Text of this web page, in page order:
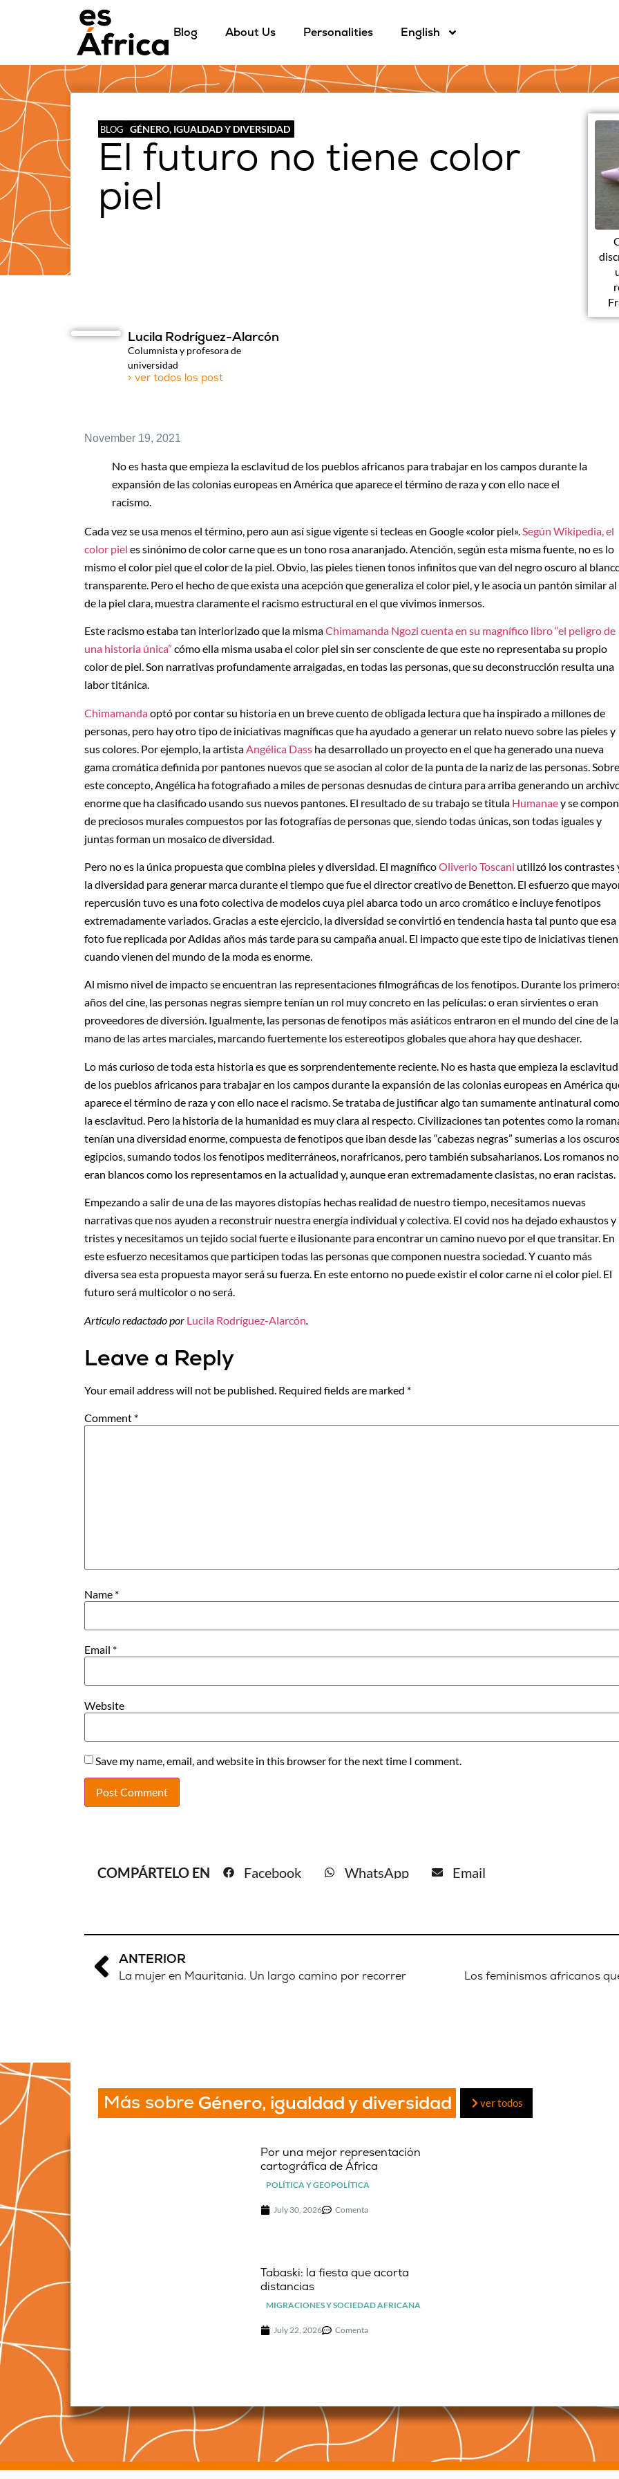
Blog About Us Personalities English
BLOG GÉNERO, IGUALDAD Y DIVERSIDAD
El futuro no tiene color
piel
Lucila Rodríguez-Alarcón
Columnista y profesora de
universidad
> ver todos los post
November 19, 2021
No es hasta que empieza la esclavitud de los pueblos africanos para trabajar en los campos durante la
expansión de las colonias europeas en América que aparece el término de raza y con ello nace el
racismo.
Cada vez se usa menos el término, pero aun así sigue vigente si tecleas en Google «color piel».Según Wikipedia, el
color piel es sinónimo de color carne que es un tono rosa anaranjado. Atención, según esta misma fuente, no es lo
mismo el color piel que el color de la piel. Obvio, las pieles tienen tonos infinitos que van del negro oscuro al
transparente. Pero el hecho de que exista una acepción que generaliza el color piel, y le asocia un pantón similar al
de la piel clara, muestra claramente el racismo estructural en el que vivimos inmersos.
Este racismo estaba tan interiorizado que la mismaChimamanda Ngozi cuenta en su magnífico libro “el peligro de
una historia única” cómo ella misma usaba el color piel sin ser consciente de que este no representaba su propio
color de piel. Son narrativas profundamente arraigadas, en todas las personas, que su deconstrucción resulta una
labor titánica.
Chimamandaoptó por contar su historia en un breve cuento de obligada lectura que ha inspirado a millones de
personas, pero hay otro tipo de iniciativas magníficas que ha ayudado a generar un relato nuevo sobre las pieles y
sus colores. Por ejemplo, la artista Angélica Dass ha desarrollado un proyecto en el que ha generado una nueva
gama cromática definida por pantones nuevos que se asocian al color de la punta de la nariz de las personas. Sobre
este concepto, Angélica ha fotografiado a miles de personas desnudas de cintura para arriba generando un
enorme que ha clasificado usando sus nuevos pantones. El resultado de su trabajo se titula Humanaey se
de preciosos murales compuestos por las fotografías de personas que, siendo todas únicas, son todas iguales y
juntas forman un mosaico de diversidad.
Pero no es la única propuesta que combina pieles y diversidad. El magníficoOliverio Toscani utilizó los contrastes
la diversidad para generar marca durante el tiempo que fue el director creativo de Benetton. El esfuerzo que
repercusión tuvo es una foto colectiva de modelos cuya piel abarca todo un arco cromático e incluye fenotipos
extremadamente variados. Gracias a este ejercicio, la diversidad se convirtió en tendencia hasta tal punto que esa
foto fue replicada por Adidas años más tarde para su campaña anual. El impacto que este tipo de iniciativas tienen
cuando vienen del mundo de la moda es enorme.
Al mismo nivel de impacto se encuentran las representaciones filmográficas de los fenotipos. Durante los
años del cine, las personas negras siempre tenían un rol muy concreto en las películas: o eran sirvientes o eran
proveedores de diversión. Igualmente, las personas de fenotipos más asiáticos entraron en el mundo del cine de la
mano de las artes marciales, marcando fuertemente los estereotipos globales que ahora hay que deshacer.
Lo más curioso de toda esta historia es que es sorprendentemente reciente. No es hasta que empieza la esclavitud
de los pueblos africanos para trabajar en los campos durante la expansión de las colonias europeas en América
aparece el término de raza y con ello nace el racismo. Se trataba de justificar algo tan sumamente antinatural como
la esclavitud. Pero la historia de la humanidad es muy clara al respecto. Civilizaciones tan potentes como la
tenían una diversidad enorme, compuesta de fenotipos que iban desde las “cabezas negras” sumerias a los
egipcios, sumando todos los fenotipos mediterráneos, norafricanos, pero también subsaharianos. Los romanos no
eran blancos como los representamos en la actualidad y, aunque eran extremadamente clasistas, no eran racistas.
Empezando a salir de una de las mayores distopías hechas realidad de nuestro tiempo, necesitamos nuevas
narrativas que nos ayuden a reconstruir nuestra energía individual y colectiva. El covid nos ha dejado exhaustos y
tristes y necesitamos un tejido social fuerte e ilusionante para encontrar un camino nuevo por el que transitar. En
este esfuerzo necesitamos que participen todas las personas que componen nuestra sociedad. Y cuanto más
diversa sea esta propuesta mayor será su fuerza. En este entorno no puede existir el color carne ni el color piel. El
futuro será multicolor o no será.
Artículo redactado por Lucila Rodríguez-Alarcón
Leave a Reply
Your email address will not be published. Required fields are marked *
Comment *
Name *
Email *
Website
Save my name, email, and website in this browser for the next time I comment.
COMPÁRTELO EN Facebook WhatsApp Email
ANTERIOR
La mujer en Mauritania. Un largo camino por recorrer
Más sobre Género, igualdad y diversidad ver todos
Por una mejor representación
cartográfica de África
POLÍTICA Y GEOPOLÍTICA
July 30, 2026 Comenta
Tabaski: la fiesta que acorta
distancias
MIGRACIONES Y SOCIEDAD AFRICANA
July 22, 2026 Comenta